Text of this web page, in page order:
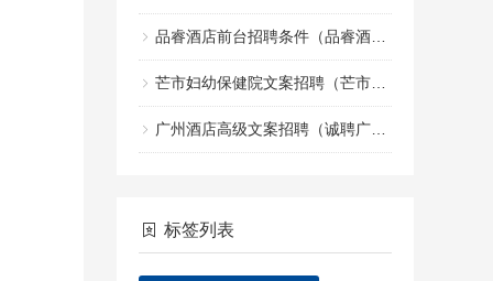
品睿酒店前台招聘条件（品睿酒店前台岗位应聘要求）
芒市妇幼保健院文案招聘（芒市妇幼保健院诚邀创意人才加入，共创健康宣传新篇章）
广州酒店高级文案招聘（诚聘广州高端酒店文案精英）
标签列表